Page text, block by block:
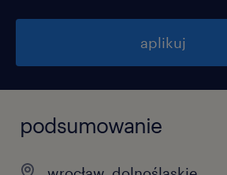
aplikuj
podsumowanie